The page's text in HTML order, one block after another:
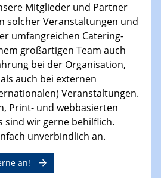
Mitglieder und Partner
solcher Veranstaltungen und
umfangreichen Catering-
großartigen Team auch
bei der Organisation,
auch bei externen
Veranstaltungen.
Print- und webbasierten
sind wir gerne behilflich.
unverbindlich an.
an!